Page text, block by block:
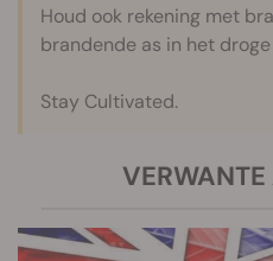
Houd ook rekening met
brandende as in het
Stay Cultivated.